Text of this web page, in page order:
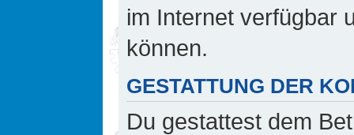
im Internet verfügbar
können.
GESTATTUNG DER
Du gestattest dem